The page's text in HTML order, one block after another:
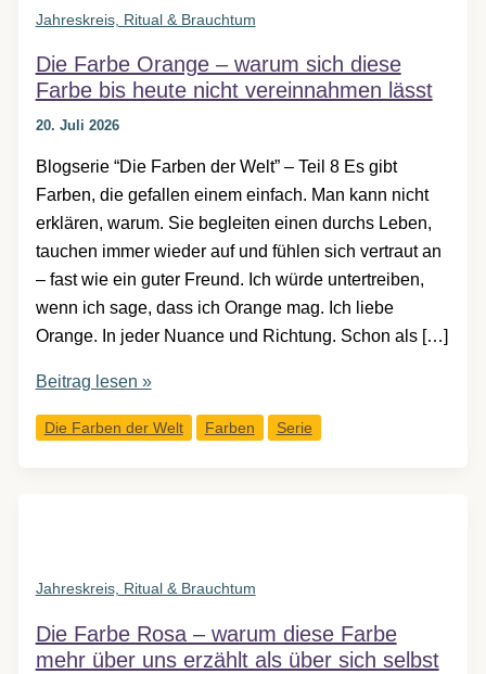
Jahreskreis, Ritual & Brauchtum
Die Farbe Orange – warum sich diese
Farbe bis heute nicht vereinnahmen lässt
20. Juli 2026
Blogserie “Die Farben der Welt” – Teil 8 Es gibt
Farben, die gefallen einem einfach. Man kann nicht
erklären, warum. Sie begleiten einen durchs Leben,
tauchen immer wieder auf und fühlen sich vertraut an
– fast wie ein guter Freund. Ich würde untertreiben,
wenn ich sage, dass ich Orange mag. Ich liebe
Orange. In jeder Nuance und Richtung. Schon als […]
Die
Orange
heute
nicht
Beitrag lesen »
Die Farben der Welt Farben Serie
Jahreskreis, Ritual & Brauchtum
Die Farbe Rosa – warum diese Farbe
mehr über uns erzählt als über sich selbst